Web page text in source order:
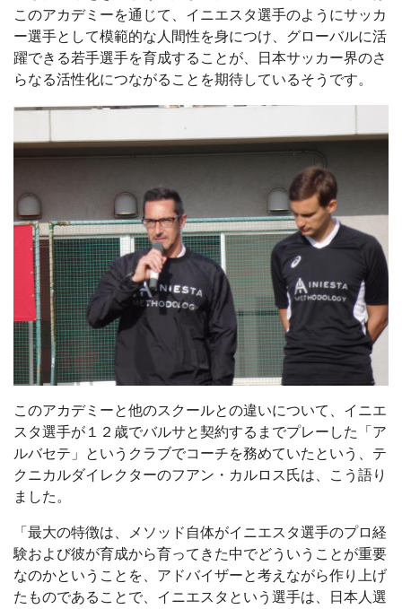
このアカデミーを通じて、イニエスタ選手のようにサッカ
ー選手として模範的な人間性を身につけ、グローバルに活
躍できる若手選手を育成することが、日本サッカー界のさ
らなる活性化につながることを期待しているそうです。
このアカデミーと他のスクールとの違いについて、イニエ
スタ選手が１２歳でバルサと契約するまでプレーした「ア
ルバセテ」というクラブでコーチを務めていたという、テ
クニカルダイレクターのフアン・カルロス氏は、こう語り
ました。
「最大の特徴は、メソッド自体がイニエスタ選手のプロ経
験および彼が育成から育ってきた中でどういうことが重要
なのかということを、アドバイザーと考えながら作り上げ
たものであることで、イニエスタという選手は、日本人選